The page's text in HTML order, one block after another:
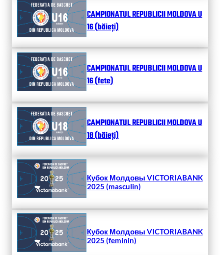
CAMPIONATUL REPUBLICII MOLDOVA U
16 (băieți)
CAMPIONATUL REPUBLICII MOLDOVA U
16 (fete)
CAMPIONATUL REPUBLICII MOLDOVA U
18 (băieți)
Кубок Молдовы VICTORIABANK
2025 (masculin)
Кубок Молдовы VICTORIABANK
2025 (feminin)